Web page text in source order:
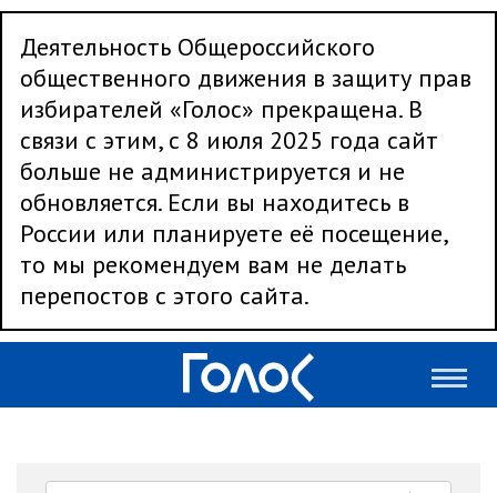
Деятельность Общероссийского
общественного движения в защиту прав
избирателей «Голос» прекращена. В
связи с этим, с 8 июля 2025 года сайт
больше не администрируется и не
обновляется. Если вы находитесь в
России или планируете её посещение,
то мы рекомендуем вам не делать
перепостов с этого сайта.